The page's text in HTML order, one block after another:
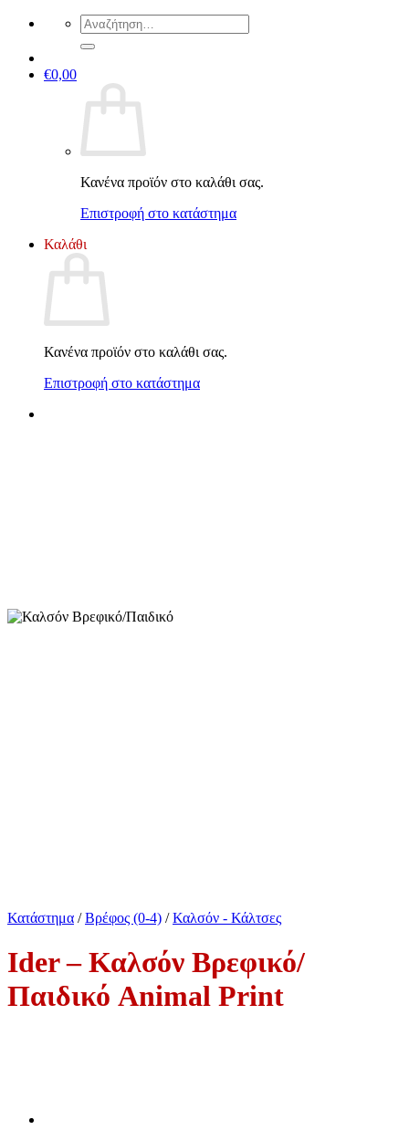
Αναζήτηση
για:
€0,00
Κανένα προϊόν στο καλάθι σας.
Επιστροφή στο κατάστημα
Καλάθι
Κανένα προϊόν στο καλάθι σας.
Επιστροφή στο κατάστημα
Κατάστημα / Βρέφος (0-4) / Καλσόν - Κάλτσες
Ider – Καλσόν Βρεφικό/
Παιδικό Animal Print